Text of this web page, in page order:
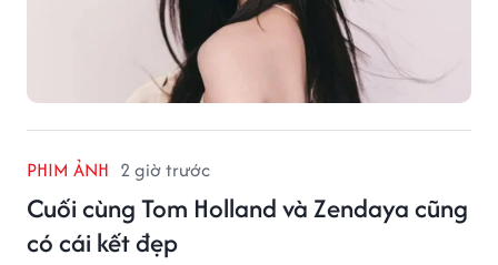
PHIM ẢNH 2 giờ trước
Cuối cùng Tom Holland và Zendaya cũng
có cái kết đẹp